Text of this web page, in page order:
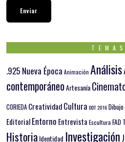
TEMAS
.925 Nueva Época Animación Análisis
contemporáneoArtesanía
CORIEDA CreatividadCultura DDT 2016 Dibujo
EditorialEntorno Entrevista Escultura FAD
HistoriaIdentidad Investigación